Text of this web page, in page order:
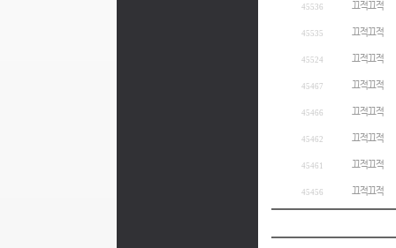
45536 끄적끄적
45535 끄적끄적
45524 끄적끄적
45467 끄적끄적
45466 끄적끄적
45462 끄적끄적
45461 끄적끄적
45456 끄적끄적